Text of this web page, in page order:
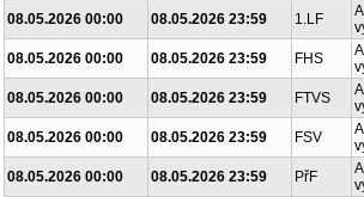
08.05.2026 00:00
08.05.2026 23:59 2.LF
08.05.2026 00:00
08.05.2026 23:59 1.LF
08.05.2026 00:00
08.05.2026 23:59 FHS
08.05.2026 00:00
08.05.2026 23:59 FTVS
08.05.2026 00:00
08.05.2026 23:59 FSV